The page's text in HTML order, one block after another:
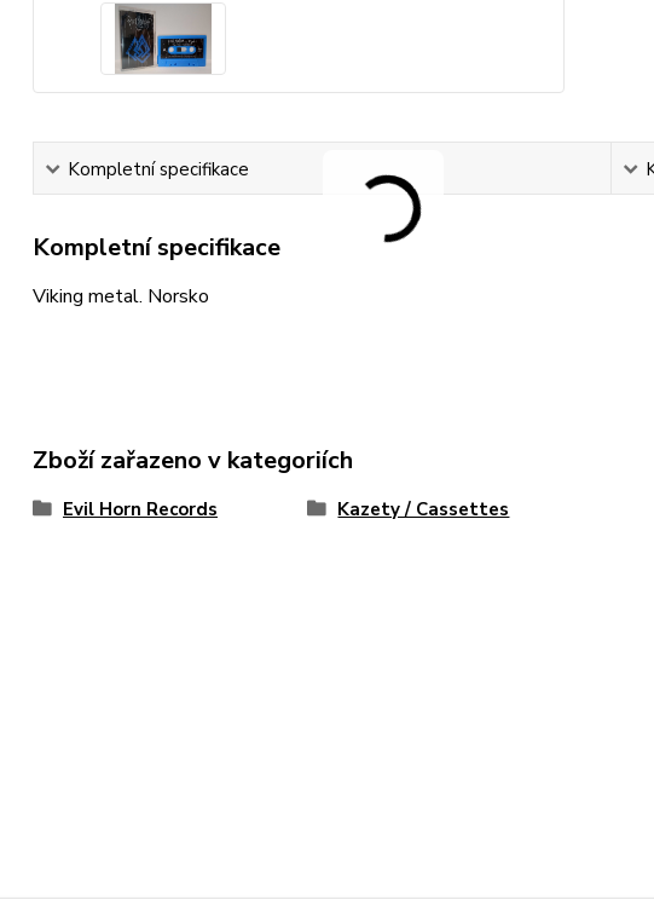
Kompletní specifikace
Kompletní specifikace
Viking metal. Norsko
Zboží zařazeno v kategoriích
Evil Horn Records Kazety / Cassettes